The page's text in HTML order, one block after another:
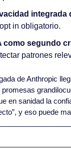
integrada
in obligatorio.
como segundo
patrones
de Anthropic
en sanidad la
y eso puede